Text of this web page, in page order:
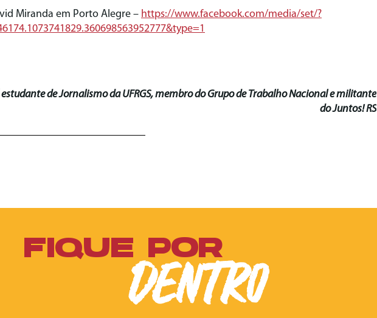
Miranda em Porto Alegre – https://www.facebook.com/media/set/?
de Jornalismo da UFRGS, membro do Grupo de Trabalho Nacional e militante
do Juntos! RS
FIQUE POR
DENTRO